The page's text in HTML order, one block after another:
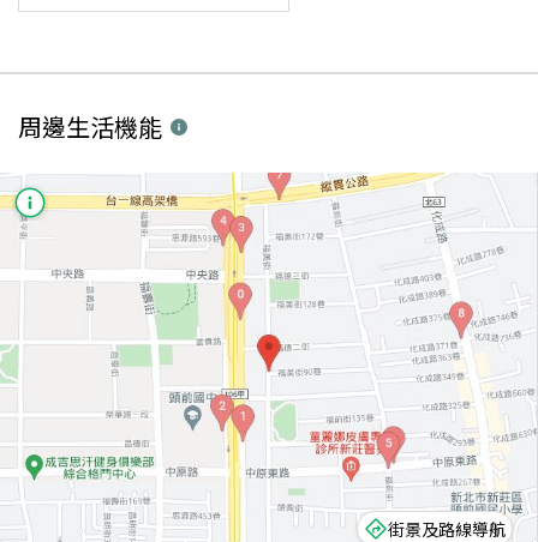
周邊生活機能
街景及路線導航